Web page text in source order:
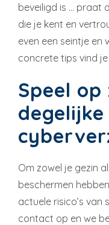
beveiligd is … praat
die je kent en
even een seintje en
concrete tips vind
Speel
degelijke
Om zowel je gezin
beschermen
actuele risico’s van
contact op en we